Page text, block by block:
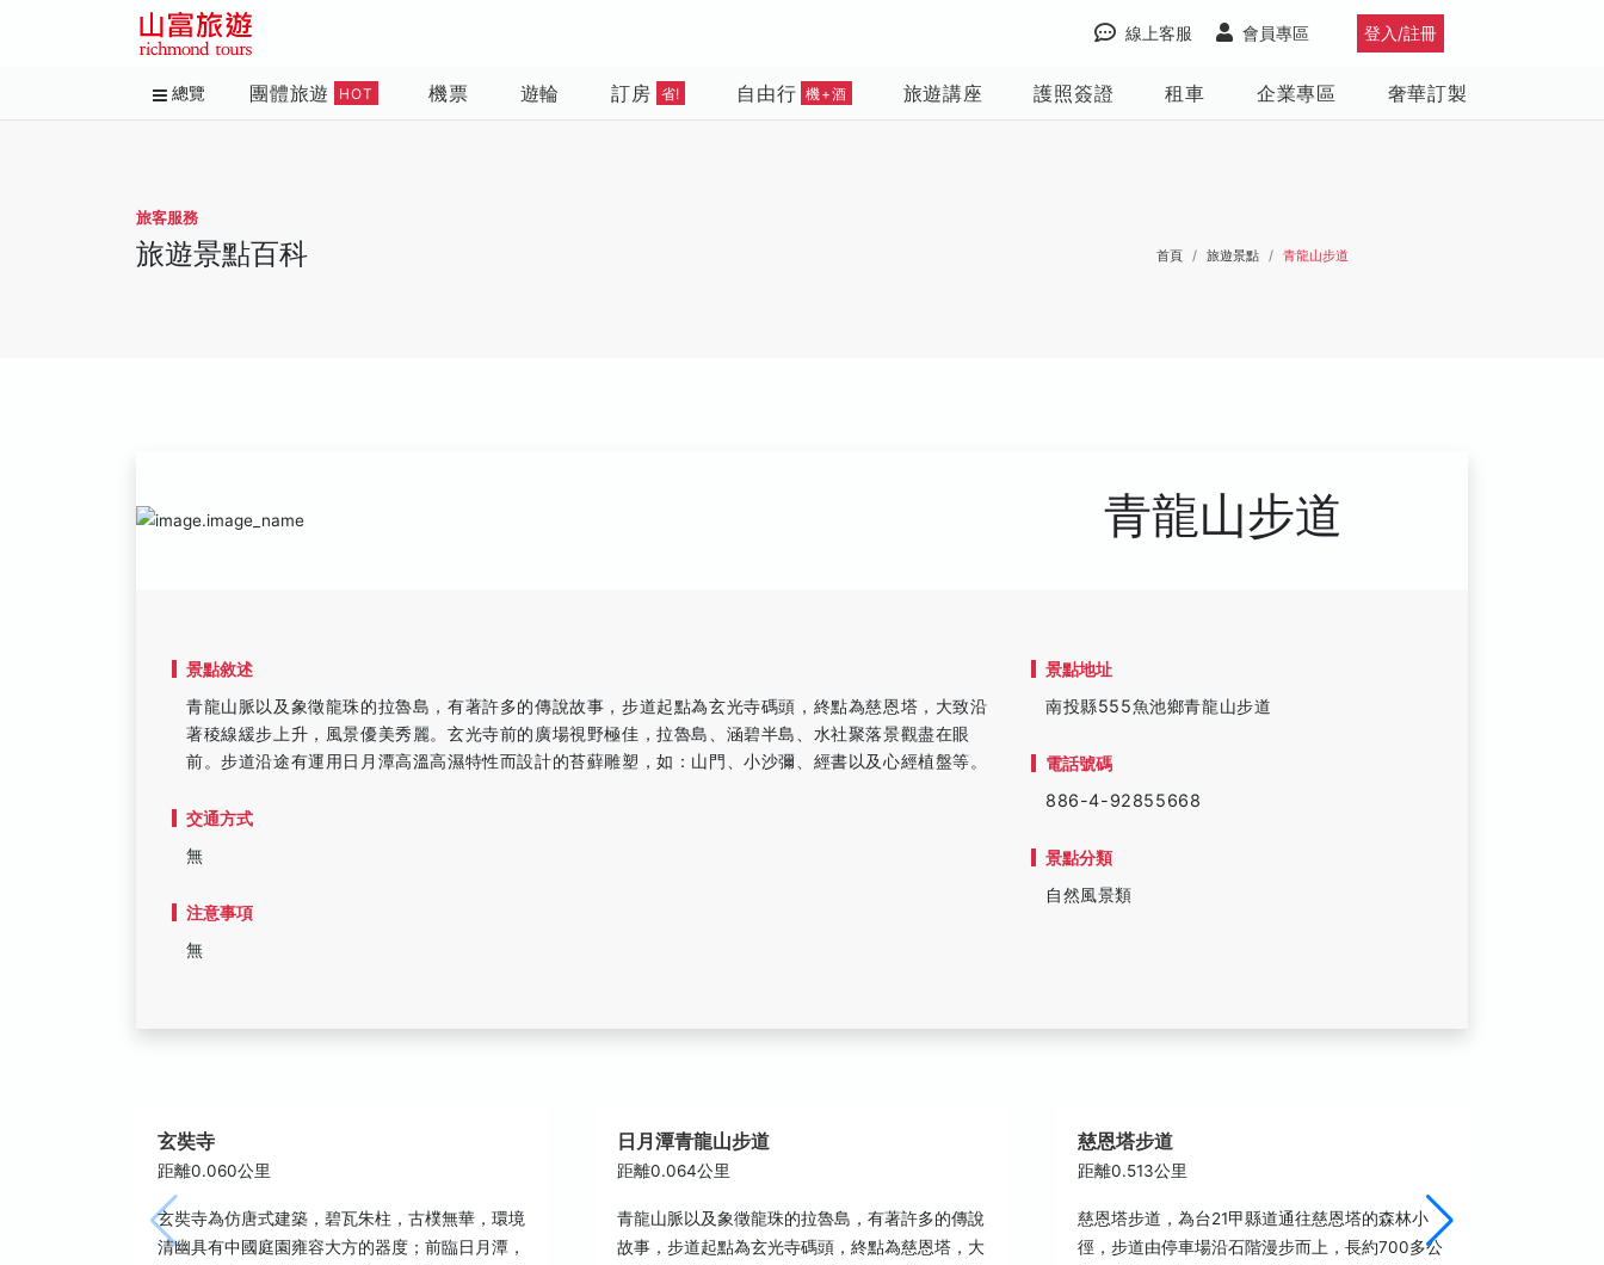
登入/註冊
會員專區
線上客服
總覽 團體旅遊 HOT 機票 遊輪 訂房 省! 自由行 機+酒 旅遊講座 護照簽證 租車 企業專區 奢華訂製
旅客服務
旅遊景點百科 首頁 旅遊景點 青龍山步道
青龍山步道
景點敘述
青龍山脈以及象徵龍珠的拉魯島，有著許多的傳說故事，步道起點為玄光寺碼頭，終點為慈恩塔，大致沿
著稜線緩步上升，風景優美秀麗。玄光寺前的廣場視野極佳，拉魯島、涵碧半島、水社聚落景觀盡在眼
前。步道沿途有運用日月潭高溫高濕特性而設計的苔蘚雕塑，如：山門、小沙彌、經書以及心經植盤等。
交通方式
無
注意事項
無
景點地址
南投縣555魚池鄉青龍山步道
電話號碼
886-4-92855668
景點分類
自然風景類
玄奘寺
距離0.060公里
玄奘寺為仿唐式建築，碧瓦朱柱，古樸無華，環境
清幽具有中國庭園雍容大方的器度；前臨日月潭，
日月潭青龍山步道
距離0.064公里
青龍山脈以及象徵龍珠的拉魯島，有著許多的傳說
故事，步道起點為玄光寺碼頭，終點為慈恩塔，大
慈恩塔步道
距離0.513公里
慈恩塔步道，為台21甲縣道通往慈恩塔的森林小
徑，步道由停車場沿石階漫步而上，長約700多公